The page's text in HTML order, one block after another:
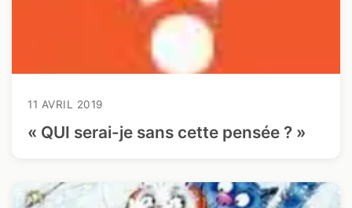
11 AVRIL 2019
« QUI serai-je sans cette pensée ? »